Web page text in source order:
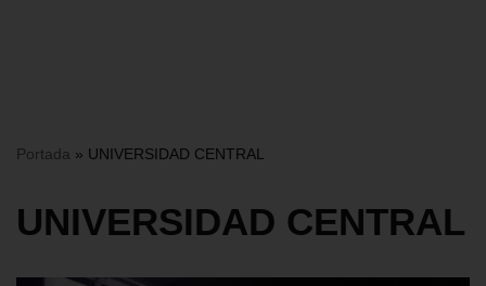
Portada » UNIVERSIDAD CENTRAL
UNIVERSIDAD CENTRAL